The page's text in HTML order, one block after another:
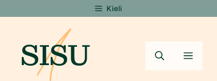
sisältöön
Kieli